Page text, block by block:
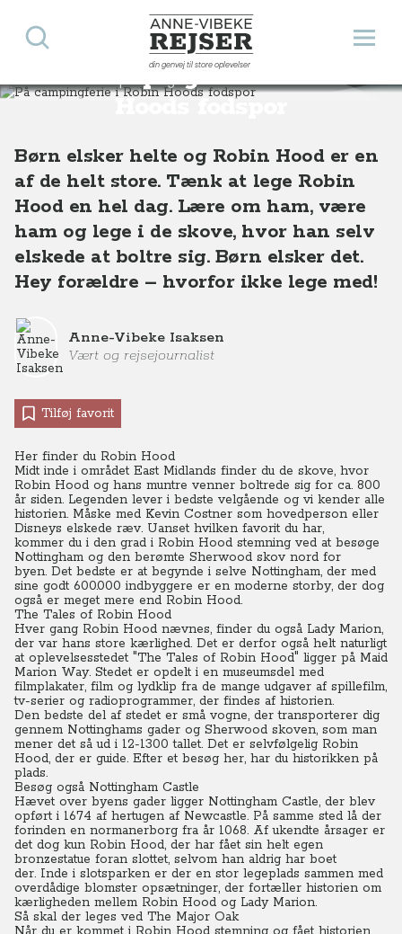
Anne-Vibeke Rejser
din genvej til store oplevelser
Åbn
Søg
På campingferie i Robin
Hoods fodspor
Destinationer Europa England På campingferie i Robin Hoods fodspor
Børn elsker helte og Robin Hood er en
af de helt store. Tænk at lege Robin
Hood en hel dag. Lære om ham, være
ham og lege i de skove, hvor han selv
elskede at boltre sig. Børn elsker det.
Hey forældre – hvorfor ikke lege med!
Anne-Vibeke Isaksen
Vært og rejsejournalist
Tilføj favorit
Her finder du Robin Hood
Midt inde i området East Midlands finder du de skove, hvor
Robin Hood og hans muntre venner boltrede sig for ca. 800
år siden. Legenden lever i bedste velgående og vi kender alle
historien. Måske med Kevin Costner som hovedperson eller
Disneys elskede ræv. Uanset hvilken favorit du har,
kommer du i den grad i Robin Hood stemning ved at besøge
Nottingham og den berømte Sherwood skov nord for
byen. Det bedste er at begynde i selve Nottingham, der med
sine godt 600.000 indbyggere er en moderne storby, der dog
også er meget mere end Robin Hood.
The Tales of Robin Hood
Hver gang Robin Hood nævnes, finder du også Lady Marion,
der var hans store kærlighed. Det er derfor også helt naturligt
at oplevelsesstedet "The Tales of Robin Hood" ligger på Maid
Marion Way. Stedet er opdelt i en museumsdel med
filmplakater, film og lydklip fra de mange udgaver af spillefilm,
tv-serier og radioprogrammer, der findes af historien.
Den bedste del af stedet er små vogne, der transporterer dig
gennem Nottinghams gader og Sherwood skoven, som man
mener det så ud i 12-1300 tallet. Det er selvfølgelig Robin
Hood, der er guide. Efter et besøg her, har du historikken på
plads.
Besøg også Nottingham Castle
Hævet over byens gader ligger Nottingham Castle, der blev
opført i 1674 af hertugen af Newcastle. På samme sted lå der
forinden en normanerborg fra år 1068. Af ukendte årsager er
det dog kun Robin Hood, der har fået sin helt egen
bronzestatue foran slottet, selvom han aldrig har boet
der. Inde i slotsparken er der en stor legeplads sammen med
overdådige blomster opsætninger, der fortæller historien om
kærligheden mellem Robin Hood og Lady Marion.
Så skal der leges ved The Major Oak